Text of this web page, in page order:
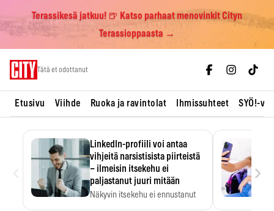
Terassikesä jatkuu! 🍺 Katso parhaat menovinkit Cityn
Terassioppaasta →
Tätä et odottanut
Etusivu Viihde Ruoka ja ravintolat Ihmissuhteet SYÖ!-
LinkedIn-profiili voi antaa
vihjeitä narsistisista piirteistä
– ilmeisin itsekehu ei
paljastanut juuri mitään
Näkyvin itsekehu ei ennustanut
›